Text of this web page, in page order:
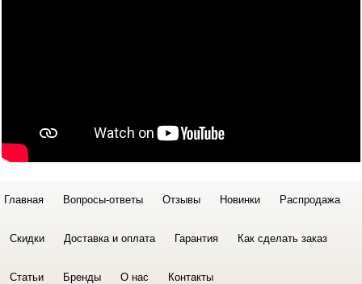
Главная Вопросы-ответы Отзывы Новинки Распродажа
Скидки Доставка и оплата Гарантия Как сделать заказ
Статьи Бренды О нас Контакты